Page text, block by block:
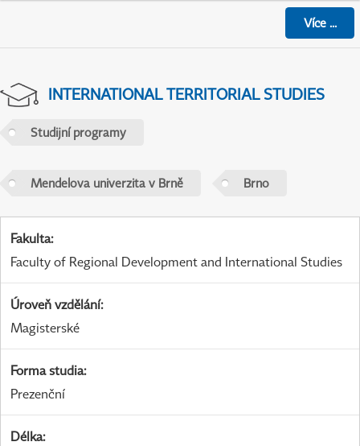
Více...
INTERNATIONAL TERRITORIAL STUDIES
Studijní programy
Mendelova univerzita v Brně Brno
Fakulta:
Faculty of Regional Development and International Studies
Úroveň vzdělání:
Magisterské
Forma studia:
Prezenční
Délka: